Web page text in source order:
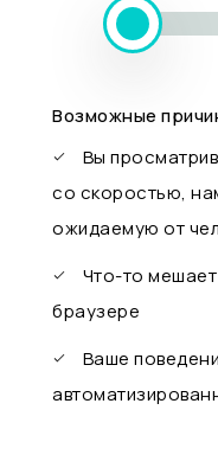
Возможные
Вы
со скоростью,
ожидаемую от
Что-то
браузере
Ваше